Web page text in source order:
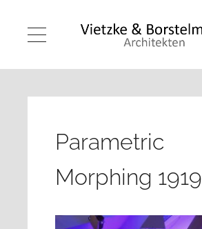
Parametric
Morphing 1919